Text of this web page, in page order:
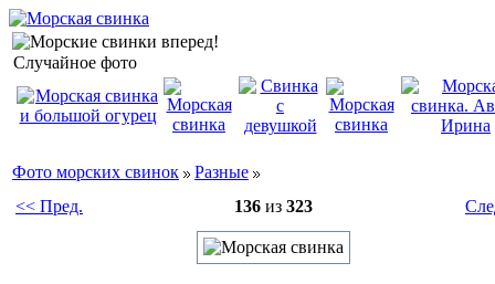
Случайное фото
Фото морских свинок
Разные
<< Пред.
136 из 323